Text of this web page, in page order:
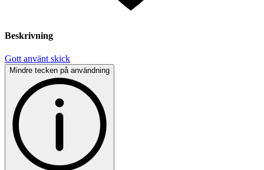
Beskrivning
Gott använt skick
Mindre tecken på användning